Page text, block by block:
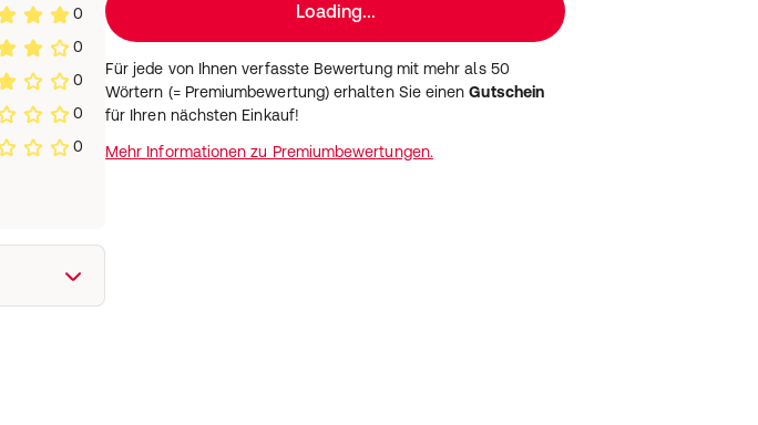
0
0
0
0
0
Loading...
Für jede von Ihnen verfasste Bewertung mit mehr als 50
Wörtern (= Premiumbewertung) erhalten Sie einenGutschein
für Ihren nächsten Einkauf!
Mehr Informationen zu Premiumbewertungen.